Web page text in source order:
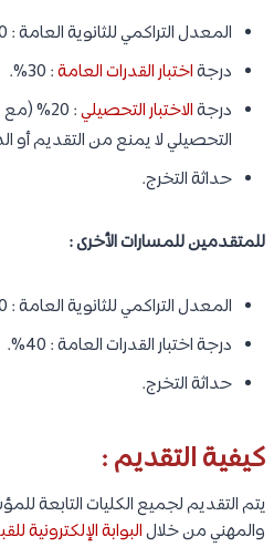
المعدل التراكمي للثانوية العامة : 50%.
درجةاختبار القدرات العامة: 30%.
درجةالاختبار التحصيلي
: 20%
التحصيلي لا يمنع من التقديم أو
حداثة التخرج.
للمتقدمين للمسارات الأخرى :
المعدل التراكمي للثانوية العامة : 60%.
درجة اختبار القدرات العامة : 40%.
حداثة التخرج.
كيفية التقديم :
يتم التقديم لجميع الكليات التابعة
والمهني من خلالالبوابة الإلكترونية